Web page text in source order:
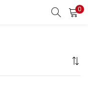
0
REGISTER